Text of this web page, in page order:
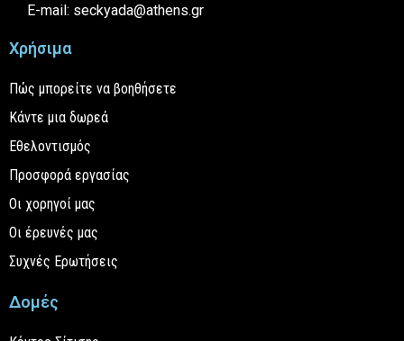
E-mail: seckyada@athens.gr
Χρήσιμα
Πώς μπορείτε να βοηθήσετε
Κάντε μια δωρεά
Εθελοντισμός
Προσφορά εργασίας
Οι χορηγοί μας
Οι έρευνές μας
Συχνές Ερωτήσεις
Δομές